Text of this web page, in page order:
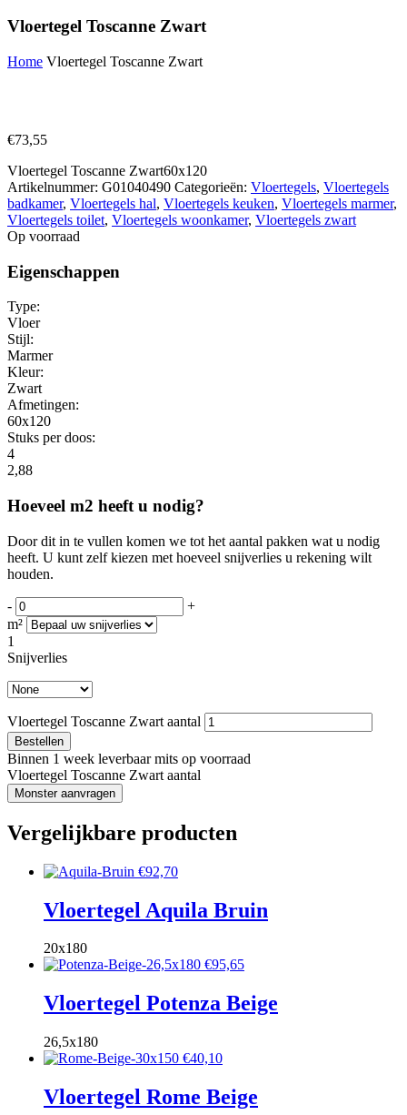
Vloertegel Toscanne Zwart
Home Vloertegel Toscanne Zwart
€73,55
Vloertegel Toscanne Zwart60x120
Artikelnummer: G01040490 Categorieën: Vloertegels, Vloertegels
badkamer, Vloertegels hal, Vloertegels keuken, Vloertegels marmer,
Vloertegels toilet, Vloertegels woonkamer, Vloertegels zwart
Op voorraad
Eigenschappen
Type:
Vloer
Stijl:
Marmer
Kleur:
Zwart
Afmetingen:
60x120
Stuks per doos:
4
2,88
Hoeveel m2 heeft u nodig?
Door dit in te vullen komen we tot het aantal pakken wat u nodig
heeft. U kunt zelf kiezen met hoeveel snijverlies u rekening wilt
houden.
-
+
m²
1
Snijverlies
Vloertegel Toscanne Zwart aantal
Bestellen
Binnen 1 week leverbaar mits op voorraad
Vloertegel Toscanne Zwart aantal
Monster aanvragen
Vergelijkbare producten
€92,70
Vloertegel Aquila Bruin
20x180
€95,65
Vloertegel Potenza Beige
26,5x180
€40,10
Vloertegel Rome Beige